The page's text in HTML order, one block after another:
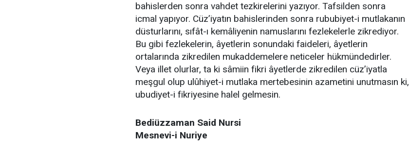
bahislerden sonra vahdet tezkirelerini yazıyor. Tafsilden sonra
icmal yapıyor. Cüz’iyatın bahislerinden sonra rububiyet-i mutlakanın
düsturlarını, sıfât-ı kemâliyenin namuslarını fezlekelerle zikrediyor.
Bu gibi fezlekelerin, âyetlerin sonundaki faideleri, âyetlerin
ortalarında zikredilen mukaddemelere neticeler hükmündedirler.
Veya illet olurlar, ta ki sâmiin fikri âyetlerde zikredilen cüz’iyatla
meşgul olup ulûhiyet-i mutlaka mertebesinin azametini unutmasın ki,
ubudiyet-i fikriyesine halel gelmesin.
Bediüzzaman Said Nursi
Mesnevi-i Nuriye